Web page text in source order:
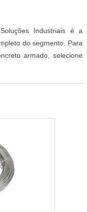
Industriais é a
do segmento. Para
armado, selecione